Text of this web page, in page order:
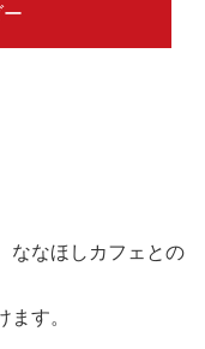
ななほしカフェとの
す。